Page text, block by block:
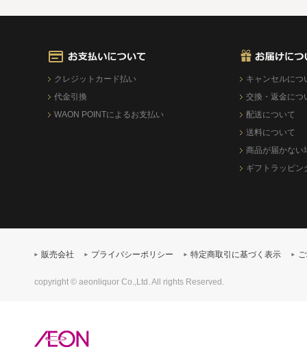
クレジットカード払い
代金引換
WAON POINTによるお支払い
キャンセルにつ
交換・返金につ
配送について
送料について
商品が届かない
ギフトラッピン
販売会社 プライバシーポリシー 特定商取引に基づく表示
copyright © aeonliquor Co.,Ltd. All rights Reserved.